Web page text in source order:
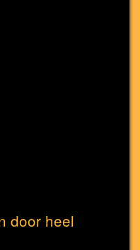
door heel